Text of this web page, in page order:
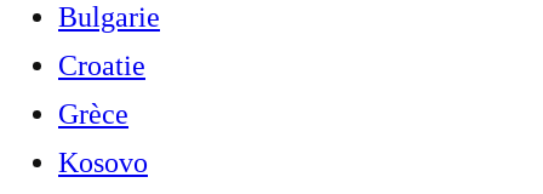
Bulgarie
Croatie
Grèce
Kosovo